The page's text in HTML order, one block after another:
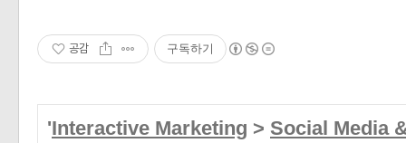
공감 구독하기
'Interactive Marketing > Social Media